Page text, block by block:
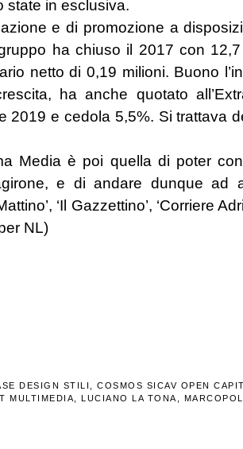
state in esclusiva.
e di promozione a
ha chiuso il 2017 con
netto di 0,19 milioni. Buono
ha anche quotato
2019 e cedola 5,5%. Si trattava
Media è poi quella di poter
e di andare dunque ad
‘Il Gazzettino’, ‘Corriere
NL)
DESIGN STILI COSMOS SICAV OPEN
MULTIMEDIA LUCIANO LA TONA